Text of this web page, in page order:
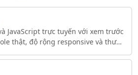
JavaScript trực tuyến với xem trước
thật, độ rộng responsive và thư